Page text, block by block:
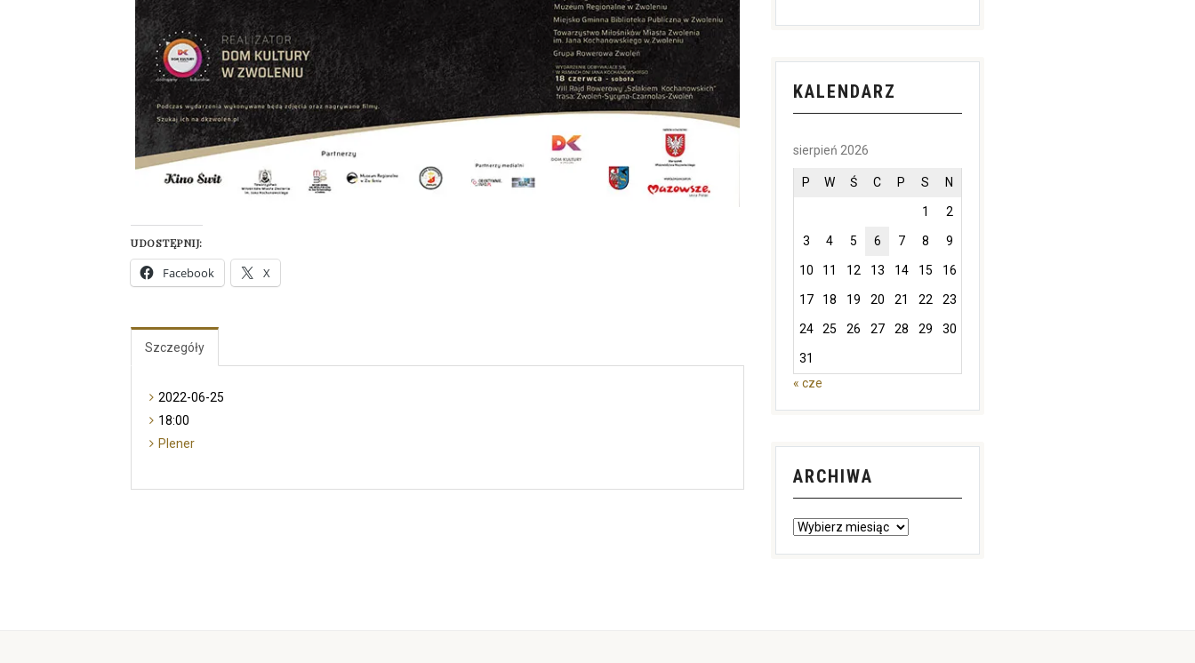
UDOSTĘPNIJ:
Facebook X
Szczegóły
2022-06-25
18:00
Plener
KALENDARZ
sierpień 2026
P W Ś C P S N
1 2
3 4 5 6 7 8 9
10 11 12 13 14 15 16
17 18 19 20 21 22 23
24 25 26 27 28 29 30
31
« cze
ARCHIWA